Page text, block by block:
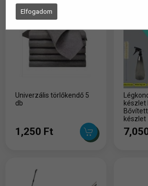
Elfogadom
Univerzális törlőkendő 5
db
1,250 Ft
készlet
készlet